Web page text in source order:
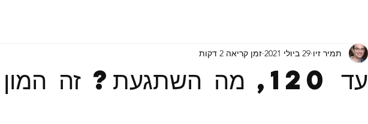
עד 120, מה השתגעת? זה המון זמן!
תמיר זיו 29 ביולי 2021 זמן קריאה 2 דקות